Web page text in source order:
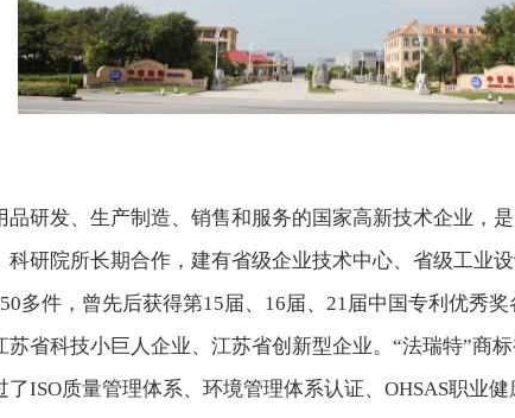
品研发、生产制造、销售和服务的国家高新技术企业，
研院所长期合作，建有省级企业技术中心、省级工业
多件，曾先后获得第15届、16届、21届中国专利优秀
省科技小巨人企业、江苏省创新型企业。“法瑞特”商
ISO质量管理体系、环境管理体系认证、OHSAS职业